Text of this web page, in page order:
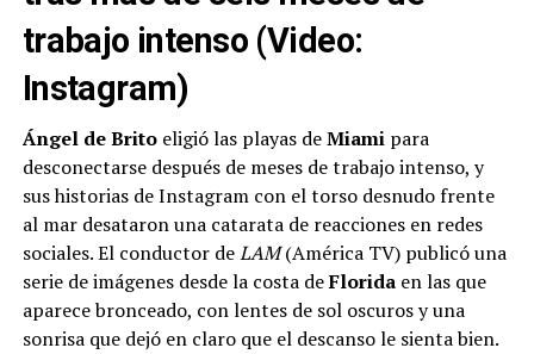
trabajo intenso (Video:
Instagram)
Ángel de Britoeligió las playas deMiamipara
desconectarse después de meses de trabajo intenso, y
sus historias de Instagram con el torso desnudo frente
al mar desataron una catarata de reacciones en redes
sociales. El conductor deLAM(América TV) publicó una
serie de imágenes desde la costa deFloridaen las que
aparece bronceado, con lentes de sol oscuros y una
sonrisa que dejó en claro que el descanso le sienta bien.